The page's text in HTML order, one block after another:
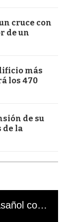
cruce con
de un
más
los 470
de su
de la
El mal momento de Yanina Gasañol con un hincha argentino en "Subrayado"